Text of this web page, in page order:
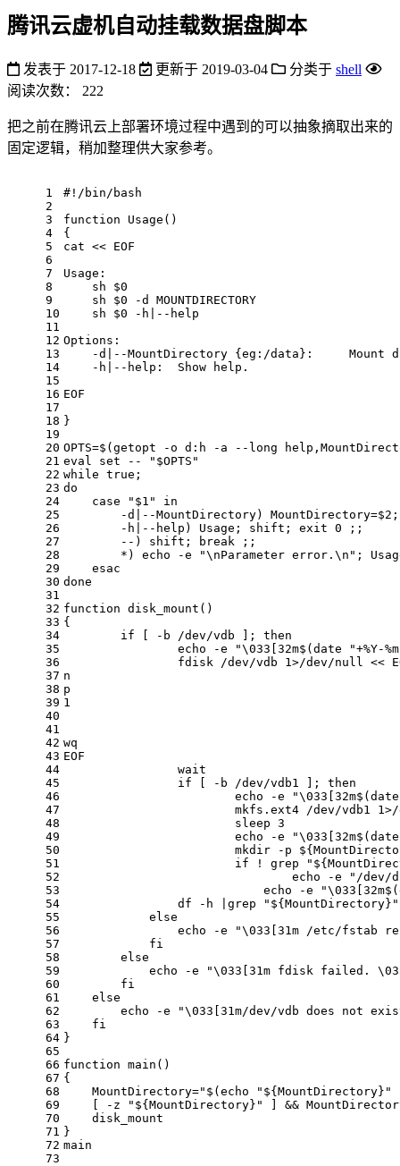
腾讯云虚机自动挂载数据盘脚本
发表于 2017-12-18 更新于 2019-03-04 分类于 shell
阅读次数：
222
把之前在腾讯云上部署环境过程中遇到的可以抽象摘取出来的
固定逻辑，稍加整理供大家参考。
1
2
3
4
5
6
7
8
9
10
11
12
13
14
15
16
17
18
19
20
21
22
23
24
25
26
27
28
29
30
31
32
33
34
35
36
37
38
39
40
41
42
43
44
45
46
47
48
49
50
51
52
53
54
55
56
57
58
59
60
61
62
63
64
65
66
67
68
69
70
71
72
73
#!/bin/bash
function
Usage ()
{
cat << EOF
Usage:
    sh $0
    sh $0 -d MOUNTDIRECTORY
    sh $0 -h|--help
Options:
-d|--MountDirectory {eg:/data}:     Mount
    -h|--help:  Show help.
EOF
}
OPTS=$(getopt -o d:h -a --long
help
eval
set -- " $OPTS "
while true ;
do
case
" $1 "
in
        -d|--MountDirectory) MountDirectory=
$2
        -h|--
help ) Usage; shift ; exit 0 ;;
        --)
shift ; break ;;
        *)
echo -e "\nParameter error.\n" ;
esac
done
function disk_mount ()
{
if [ -b /dev/vdb ]; then
echo -e "\033[32m$(date
"+%Y-
		fdisk /dev/vdb 1>/dev/null <<
n
p
1
wq
EOF
wait
if [ -b /dev/vdb1 ]; then
echo -e "\033[32m
mkfs.ext4 /dev/vdb1
			sleep 3
echo -e "\033[32m
			mkdir -p
if ! grep "
echo -e
"/dev/
echo -e "\033[32m
                df -h |grep
" ${MountDirectory} "
else
echo -e
"\033[31m /etc/fstab
fi
else
echo -e
"\033[31m fdisk failed.
fi
else
echo -e
"\033[31m/dev/vdb does not
fi
}
function main ()
{
    MountDirectory=
" $(echo " ${MountDirectory} "
    [ -z
" ${MountDirectory} "
] &&
    disk_mount
}
main